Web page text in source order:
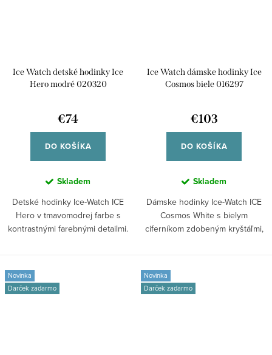
Ice Watch detské hodinky Ice
Hero modré 020320
€74
DO KOŠÍKA
Skladem
Detské hodinky Ice-Watch ICE
Hero v tmavomodrej farbe s
kontrastnými farebnými detailmi.
Ice Watch dámske hodinky Ice
Cosmos biele 016297
€103
DO KOŠÍKA
Skladem
Dámske hodinky Ice-Watch ICE
Cosmos White s bielym
ciferníkom zdobeným kryštáľmi,
Novinka
Darček zadarmo
Novinka
Darček zadarmo